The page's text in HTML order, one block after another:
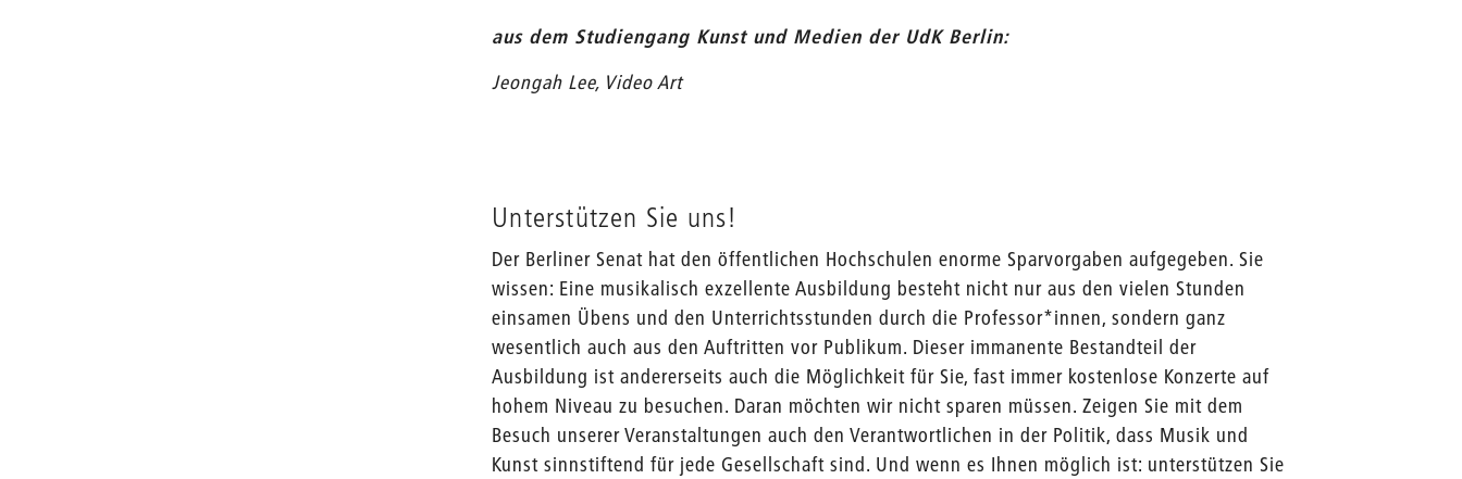
aus dem Studiengang Kunst und Medien der UdK Berlin:
Jeongah Lee, Video Art
Unterstützen Sie uns!
Der Berliner Senat hat den öffentlichen Hochschulen enorme Sparvorgaben aufgegeben. Sie
wissen: Eine musikalisch exzellente Ausbildung besteht nicht nur aus den vielen Stunden
einsamen Übens und den Unterrichtsstunden durch die Professor*innen, sondern ganz
wesentlich auch aus den Auftritten vor Publikum. Dieser immanente Bestandteil der
Ausbildung ist andererseits auch die Möglichkeit für Sie, fast immer kostenlose Konzerte auf
hohem Niveau zu besuchen. Daran möchten wir nicht sparen müssen. Zeigen Sie mit dem
Besuch unserer Veranstaltungen auch den Verantwortlichen in der Politik, dass Musik und
Kunst sinnstiftend für jede Gesellschaft sind. Und wenn es Ihnen möglich ist: unterstützen Sie